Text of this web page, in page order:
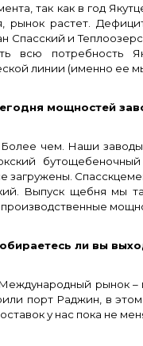
так как в год
рынок растет.
Спасский и
всю потребность
линии (именно ее
мощностей
Более чем. Наши заводы,
загружены.
Выпуск щебня мы
ли вы
Международный рынок –
порт Раджин, в
у нас пока не